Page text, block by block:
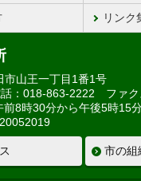
リンク
山王一丁目1番1号
話：018-863-2222 ファ
前8時30分から午後5時15
市の組